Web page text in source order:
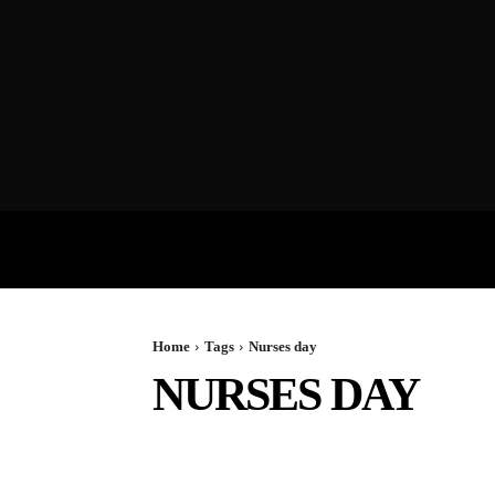
Home Tags Nurses day
NURSES DAY